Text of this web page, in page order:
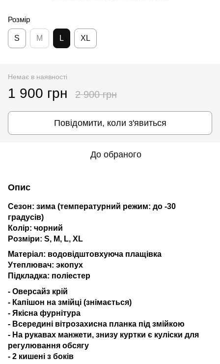
Розмір
S M L XL
Немає в наявності
1 900 грн 2 900 грн
Повідомити, коли з'явиться
До обраного
Опис
Сезон: зима (температурний режим: до -30
градусів)
Колір: чорний
Розміри: S, M, L, XL
Матеріал: водовідштовхуюча плащівка
Утеплювач: экопух
Підкладка: поліестер
- Оверсайз крій
- Капішон на змійці (знімається)
- Якісна фурнітура
- Всередині вітрозахисна планка під змійкою
- На рукавах манжети, знизу куртки є куліски для
регулювання обсягу
- 2 кишені з боків